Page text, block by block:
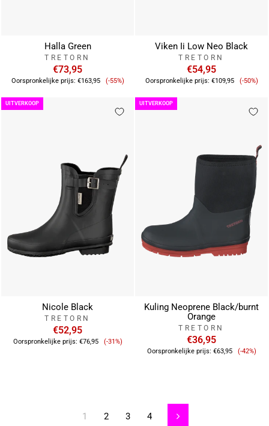
Halla Green
TRETORN
€73,95
Oorspronkelijke prijs: €163,95 Verkoopprijs
(-55%)
Viken Ii Low Neo Black
TRETORN
€54,95
Oorspronkelijke prijs: €109,95 (-50%)
UITVERKOOP
Nicole Black
TRETORN
€52,95
Oorspronkelijke prijs: €76,95 Verkoopprijs
(-31%)
UITVERKOOP
Kuling Neoprene Black/burnt
Orange
TRETORN
€36,95
Oorspronkelijke prijs: €63,95 (-42%)
1 2 3 4 Volgende